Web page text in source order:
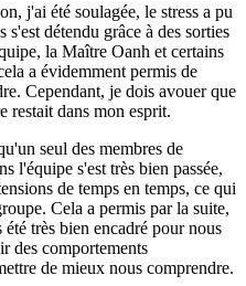
j'ai été soulagée, le stress a pu
détendu grâce à des sorties
la Maître Oanh et certains
a évidemment permis de
Cependant, je dois avouer que
restait dans mon esprit.
seul des membres de
l'équipe s'est très bien passée,
de temps en temps, ce qui
Cela a permis par la suite,
très bien encadré pour nous
des comportements
de mieux nous comprendre.